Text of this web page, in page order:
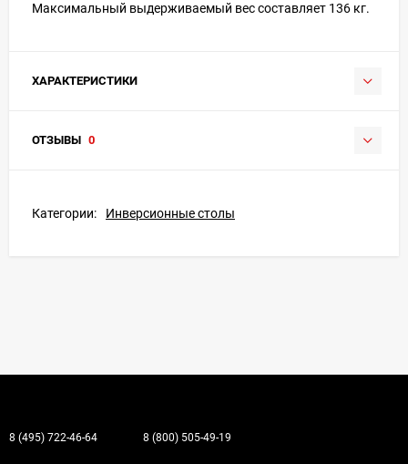
Максимальный выдерживаемый вес составляет 136 кг.
ХАРАКТЕРИСТИКИ
ОТЗЫВЫ 0
Категории: Инверсионные столы
8 (495) 722-46-64 8 (800) 505-49-19